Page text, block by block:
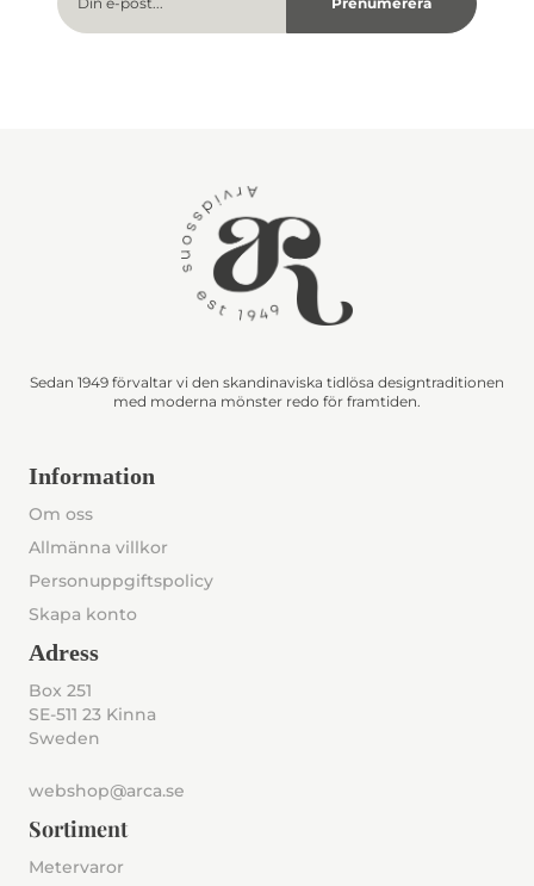
Sedan 1949 förvaltar vi den skandinaviska tidlösa designtraditionen
med moderna mönster redo för framtiden.
Information
Om oss
Allmänna villkor
Personuppgiftspolicy
Skapa konto
Adress
Box 251
SE-511 23 Kinna
Sweden
webshop@arca.se
Sortiment
Metervaror